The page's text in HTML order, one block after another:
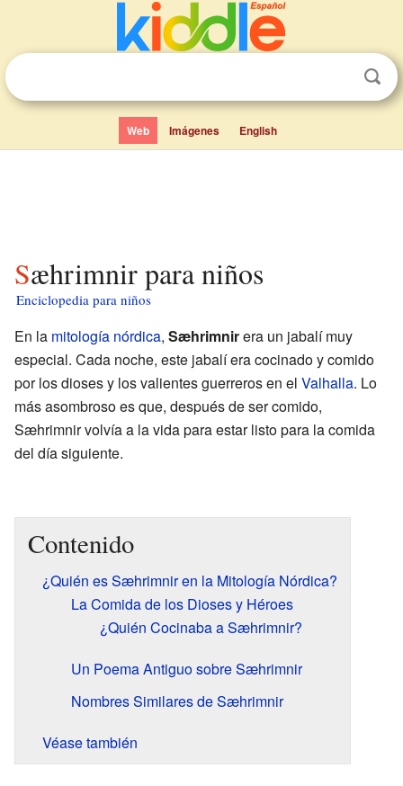
Web Imágenes English
Sæhrimnir para niños
Enciclopedia para niños
En la mitología nórdica, Sæhrimnirera un jabalí muy
especial. Cada noche, este jabalí era cocinado y comido
por los dioses y los valientes guerreros en el Valhalla. Lo
más asombroso es que, después de ser comido,
Sæhrimnir volvía a la vida para estar listo para la comida
del día siguiente.
Contenido
¿Quién es Sæhrimnir en la Mitología Nórdica?
La Comida de los Dioses y Héroes
¿Quién Cocinaba a Sæhrimnir?
Un Poema Antiguo sobre Sæhrimnir
Nombres Similares de Sæhrimnir
Véase también